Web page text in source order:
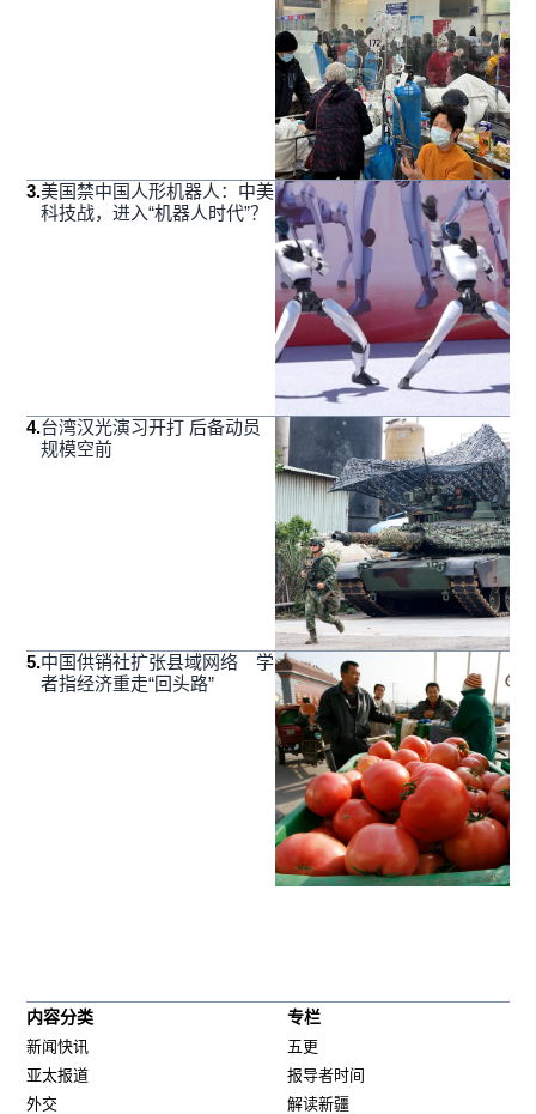
3.美国禁中国人形机器人：中美
科技战，进入“机器人时代”？
4.台湾汉光演习开打 后备动员
规模空前
5.中国供销社扩张县域网络 学
者指经济重走“回头路”
内容分类
新闻快讯
亚太报道
外交
专栏
五更
报导者时间
解读新疆